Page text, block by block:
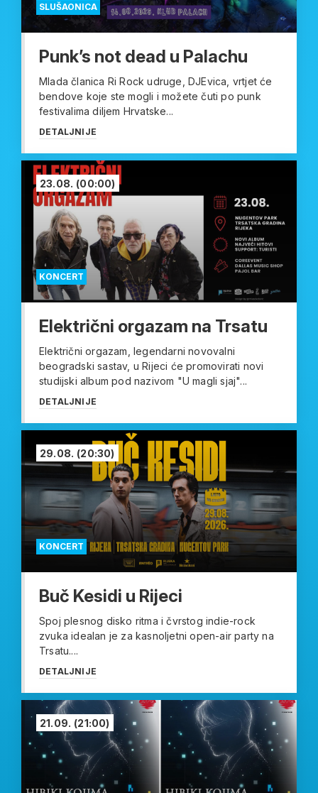
SLUŠAONICA
Punk’s not dead u Palachu
Mlada članica Ri Rock udruge, DJEvica, vrtjet će
bendove koje ste mogli i možete čuti po punk
festivalima diljem Hrvatske...
DETALJNIJE
KONCERT
23.08. (00:00)
Električni orgazam na Trsatu
Električni orgazam, legendarni novovalni
beogradski sastav, u Rijeci će promovirati novi
studijski album pod nazivom "U magli sjaj"...
DETALJNIJE
KONCERT
29.08. (20:30)
Buč Kesidi u Rijeci
Spoj plesnog disko ritma i čvrstog indie-rock
zvuka idealan je za kasnoljetni open-air party na
Trsatu....
DETALJNIJE
21.09. (21:00)